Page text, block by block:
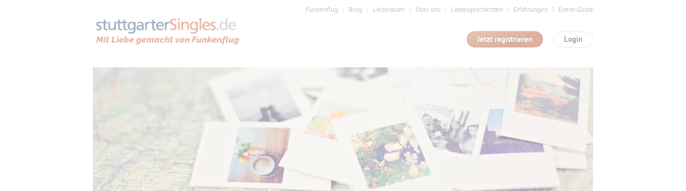
Funkenflug Blog Liebeskram Über uns Liebesgeschichten Erfahrungen Event-Guide
Login
Jetzt registrieren